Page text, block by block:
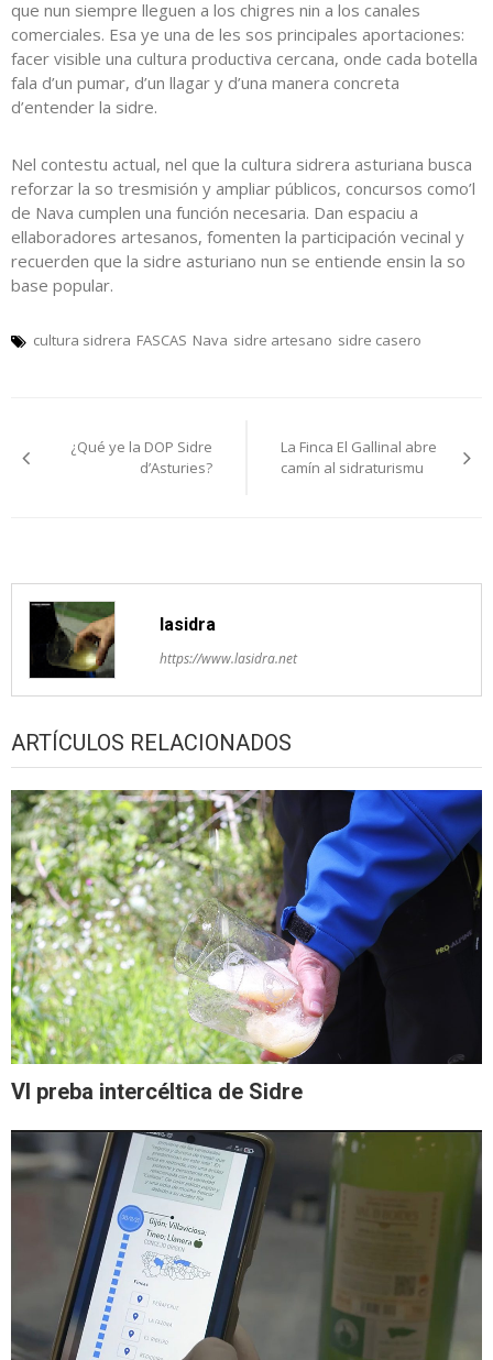
que nun siempre lleguen a los chigres nin a los canales
comerciales. Esa ye una de les sos principales aportaciones:
facer visible una cultura productiva cercana, onde cada botella
fala d’un pumar, d’un llagar y d’una manera concreta
d’entender la sidre.
Nel contestu actual, nel que la cultura sidrera asturiana busca
reforzar la so tresmisión y ampliar públicos, concursos como’l
de Nava cumplen una función necesaria. Dan espaciu a
ellaboradores artesanos, fomenten la participación vecinal y
recuerden que la sidre asturiano nun se entiende ensin la so
base popular.
cultura sidrera FASCAS Nava sidre artesano sidre casero
pelos¿Qué ye la DOP Sidre
d’Asturies?
La Finca El Gallinal abre
camín al sidraturismu
lasidra
https://www.lasidra.net
ARTÍCULOS RELACIONADOS
VI preba intercéltica de Sidre